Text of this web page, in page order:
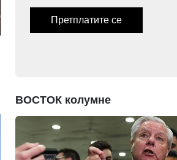
Претплатите се
ВОСТОК колумне